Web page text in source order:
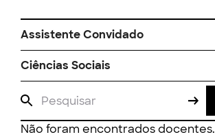
Assistente Convidado
Ciências Sociais
Não foram encontrados docentes.